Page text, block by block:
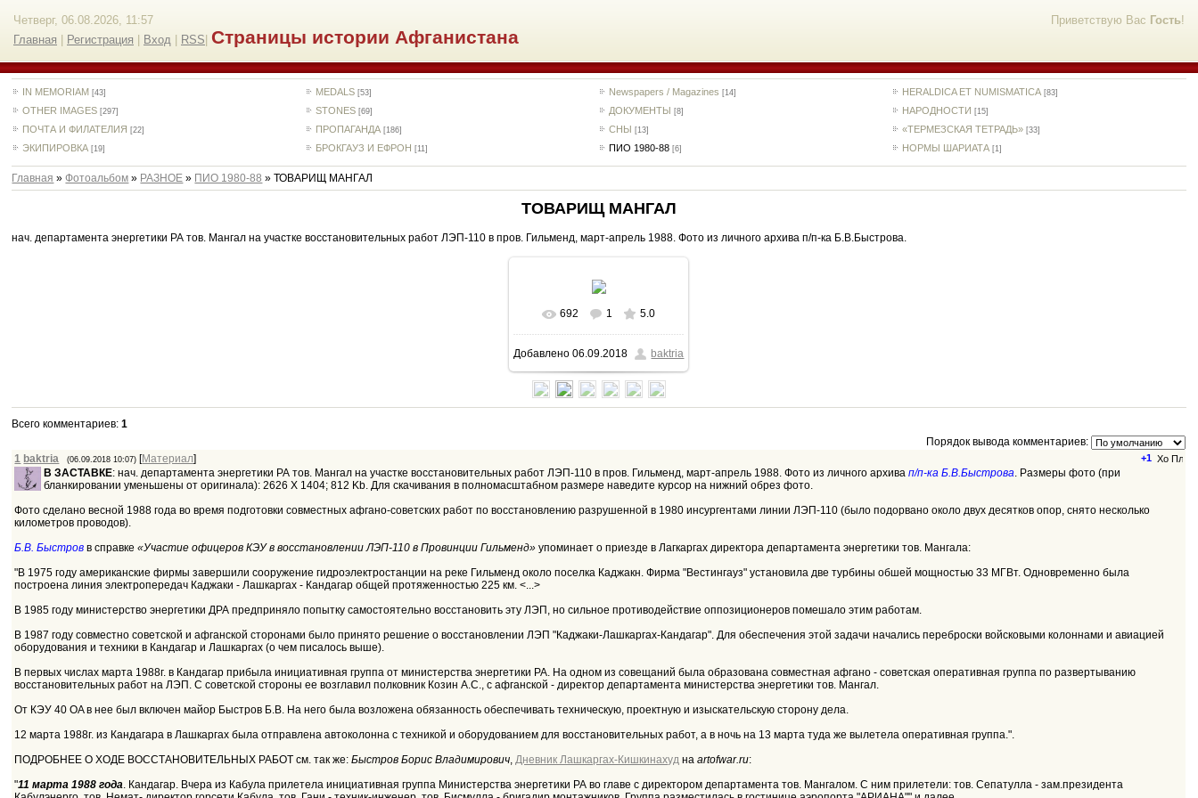
Приветствую Вас Гость!
Четверг, 06.08.2026, 11:57
Главная
Регистрация Вход RSS Страницы истории Афганистана
IN MEMORIAM [43] MEDALS [53] Newspapers / Magazines [14] HERALDICA ET NUMISMATICA [83]
OTHER IMAGES [297] STONES [69] ДОКУМЕНТЫ [8] НАРОДНОСТИ [15]
ПОЧТА И ФИЛАТЕЛИЯ [22] ПРОПАГАНДА [186] СНЫ [13] «ТЕРМЕЗСКАЯ ТЕТРАДЬ» [33]
ЭКИПИРОВКА [19] БРОКГАУЗ И ЕФРОН [11] ПИО 1980-88 [6] НОРМЫ ШАРИАТА [1]
Главная »Фотоальбом » РАЗНОЕ » ПИО 1980-88 » ТОВАРИЩ МАНГАЛ
ТОВАРИЩ МАНГАЛ
нач. департамента энергетики РА тов. Мангал на участке восстановительных работ ЛЭП-110 в пров. Гильменд, март-апрель 1988. Фото из личного архива п/п-ка Б.В.Быстрова.
В реальном размере
2626x1404/ 812.1Kb
692 1 5.0
Добавлено 06.09.2018 baktria
Всего комментариев:1
Порядок вывода комментариев:
+1
1 baktria (06.09.2018 10:07) [Материал]
В ЗАСТАВКЕ: нач. департамента энергетики РА тов. Мангал на участке восстановительных работ ЛЭП-110 в пров. Гильменд, март-апрель 1988. Фото из личного архивап/п-ка Б.В.Быстрова. Размеры фото (при
бланкировании уменьшены от оригинала): 2626 Х 1404; 812 Kb. Для скачивания в полномасштабном размере наведите курсор на нижний обрез фото.
Фото сделано весной 1988 года во время подготовки совместных афгано-советских работ по восстановлению разрушенной в 1980 инсургентами линии ЛЭП-110 (было подорвано около двух десятков опор, снято несколько
километров проводов).
Б.В. Быстров в справке«Участие офицеров КЭУ в восстановлении ЛЭП-110 в Провинции Гильменд» упоминает о приезде в Лагкаргах директора департамента энергетики тов. Мангала:
"В 1975 году американские фирмы завершили сооружение гидроэлектростанции на реке Гильменд около поселка Каджакн. Фирма "Вестингауз" установила две турбины обшей мощностью 33 МГВт. Одновременно была
построена линия электропередач Каджаки - Лашкаргах - Кандагар общей протяженностью 225 км. <...>
В 1985 году министерство энергетики ДРА предприняло попытку самостоятельно восстановить эту ЛЭП, но сильное противодействие оппозиционеров помешало этим работам.
В 1987 году совместно советской и афганской сторонами было принято решение о восстановлении ЛЭП "Каджаки-Лашкаргах-Кандагар". Для обеспечения этой задачи начались переброски войсковыми колоннами и авиацией
оборудования и техники в Кандагар и Лашкаргах (о чем писалось выше).
В первых числах марта 1988г. в Кандагар прибыла инициативная группа от министерства энергетики РА. На одном из совещаний была образована совместная афгано - советская оперативная группа по развертыванию
восстановительных работ на ЛЭП. С советской стороны ее возглавил полковник Козин А.С., с афганской - директор департамента министерства энергетики тов. Мангал.
От КЭУ 40 OA в нее был включен майор Быстров Б.В. На него была возложена обязанность обеспечивать техническую, проектную и изыскательскую сторону дела.
12 марта 1988г. из Кандагара в Лашкаргах была отправлена автоколонна с техникой и оборудованием для восстановительных работ, а в ночь на 13 марта туда же вылетела оперативная группа.".
ПОДРОБНЕЕ О ХОДЕ ВОССТАНОВИТЕЛЬНЫХ РАБОТ см. так же:Быстров Борис Владимирович,Дневник Лашкаргах-Кишкинахуд наartofwar.ru:
"11 марта 1988 года. Кандагар. Вчера из Кабула прилетела инициативная группа Министерства энергетики РА во главе с директором департамента тов. Мангалом. С ним прилетели: тов. Сепатулла - зам.президента